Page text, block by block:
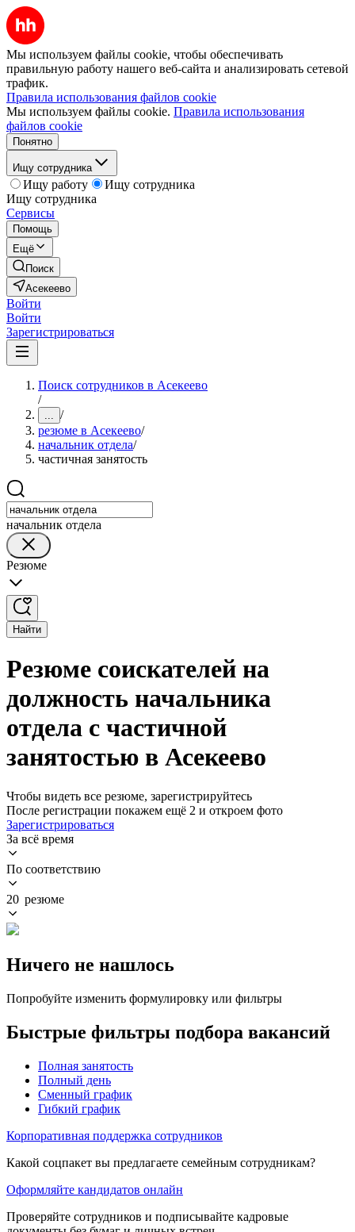
Мы используем файлы cookie, чтобы обеспечивать
правильную работу нашего веб-сайта и анализировать сетевой
трафик.
Правила использования файлов cookie
Мы используем файлы cookie. Правила использования
файлов cookie
Понятно
Ищу сотрудника
Ищу работу
Ищу сотрудника
Ищу сотрудника
Сервисы
Помощь
Ещё
Поиск
Асекеево
Войти
Войти
Зарегистрироваться
Поиск сотрудников в Асекеево
/
... /
резюме в Асекеево/
начальник отдела/
частичная занятость
начальник отдела
Резюме
Найти
Резюме соискателей на
должность начальника
отдела с частичной
занятостью в Асекеево
Чтобы видеть все резюме, зарегистрируйтесь
После регистрации покажем ещё 2 и откроем фото
Зарегистрироваться
За всё время
По соответствию
20 резюме
Ничего не нашлось
Попробуйте изменить формулировку или фильтры
Быстрые фильтры подбора вакансий
Полная занятость
Полный день
Сменный график
Гибкий график
Корпоративная поддержка сотрудников
Какой соцпакет вы предлагаете семейным сотрудникам?
Оформляйте кандидатов онлайн
Проверяйте сотрудников и подписывайте кадровые